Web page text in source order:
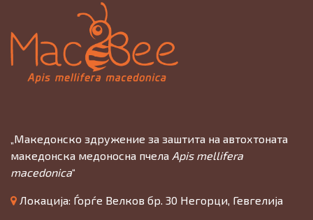
„Македонско здружение за заштита на автохтоната
македонска медоносна пчела Apis mellifera
macedonica“
Локација: Ѓорѓе Велков бр. 30 Негорци, Гевгелија